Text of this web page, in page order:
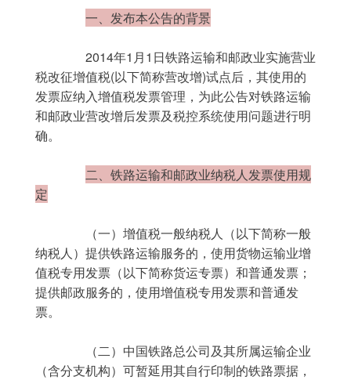
一、发布本公告的背景
税改征增值税(以下简称营改增)试点后，其使用的
发票应纳入增值税发票管理，为此公告对铁路运输
和邮政业营改增后发票及税控系统使用问题进行明
确。
二、铁路运输和邮政业纳税人发票使用规
定
纳税人）提供铁路运输服务的，使用货物运输业增
值税专用发票（以下简称货运专票）和普通发票；
提供邮政服务的，使用增值税专用发票和普通发
票。
（含分支机构）可暂延用其自行印制的铁路票据，